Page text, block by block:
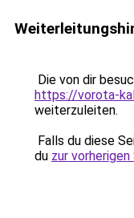
Die von dir
https://vorota-
weiterzuleiten.
Falls du diese
du zur